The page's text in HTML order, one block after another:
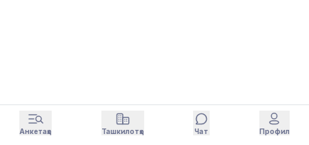
Анкетаҳо Ташкилотҳо Чат Профил